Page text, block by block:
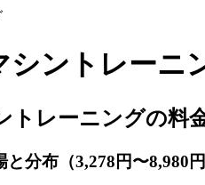
シントレーニ
トレーニングの料
分布（3,278円〜8,980円